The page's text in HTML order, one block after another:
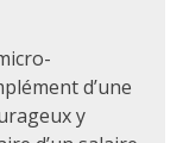
d’une
y